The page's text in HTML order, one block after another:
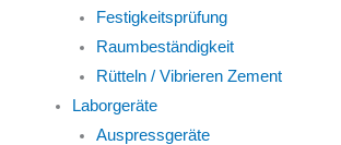
Festigkeitsprüfung
Raumbeständigkeit
Rütteln / Vibrieren Zement
Laborgeräte
Auspressgeräte